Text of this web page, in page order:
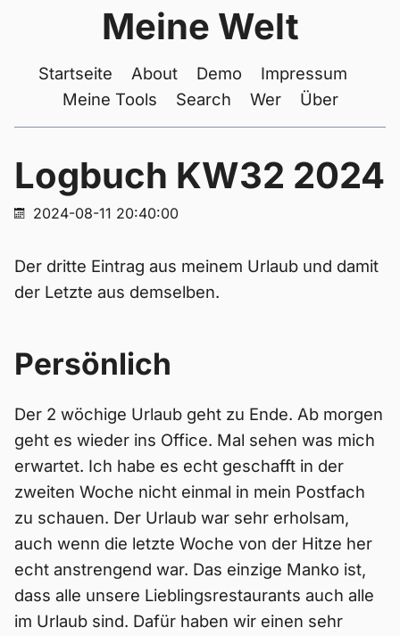
Meine Welt
Startseite About Demo
Impressum
Meine Tools
Search Wer Über
Logbuch KW32 2024
2024-08-11 20:40:00
Der dritte Eintrag aus meinem Urlaub und damit
der Letzte aus demselben.
Persönlich
Der 2 wöchige Urlaub geht zu Ende. Ab morgen
geht es wieder ins Office. Mal sehen was mich
erwartet. Ich habe es echt geschafft in der
zweiten Woche nicht einmal in mein Postfach
zu schauen. Der Urlaub war sehr erholsam,
auch wenn die letzte Woche von der Hitze her
echt anstrengend war. Das einzige Manko ist,
dass alle unsere Lieblingsrestaurants auch alle
im Urlaub sind. Dafür haben wir einen sehr